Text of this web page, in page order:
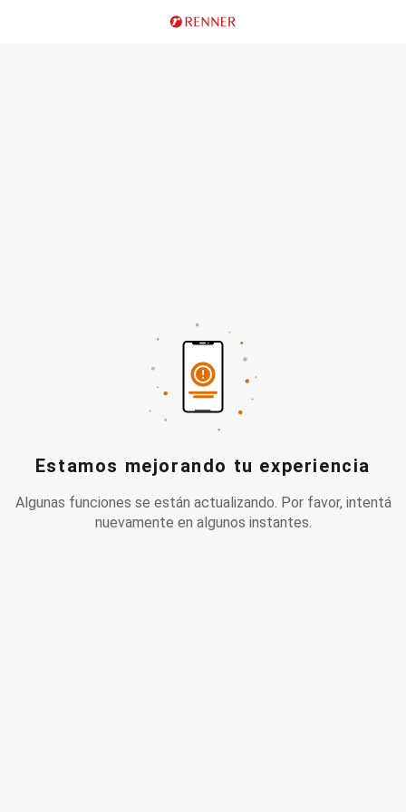
Estamos mejorando tu experiencia
Algunas funciones se están actualizando. Por favor, intentá
nuevamente en algunos instantes.